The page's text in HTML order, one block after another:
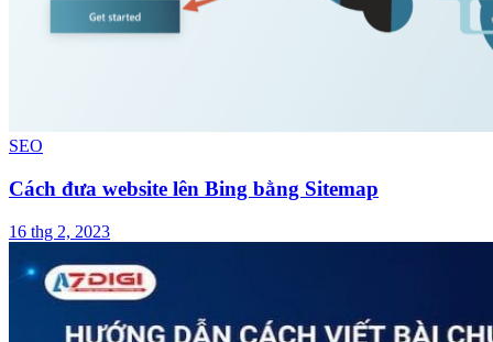
SEO
Cách đưa website lên Bing bằng Sitemap
16 thg 2, 2023